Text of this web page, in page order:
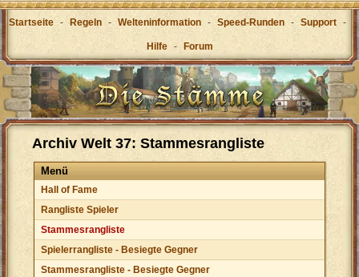
Startseite - Regeln - Welteninformation - Speed-Runden - Support -
Hilfe - Forum
Archiv Welt 37: Stammesrangliste
Menü
Hall of Fame
Rangliste Spieler
Stammesrangliste
Spielerrangliste - Besiegte Gegner
Stammesrangliste - Besiegte Gegner